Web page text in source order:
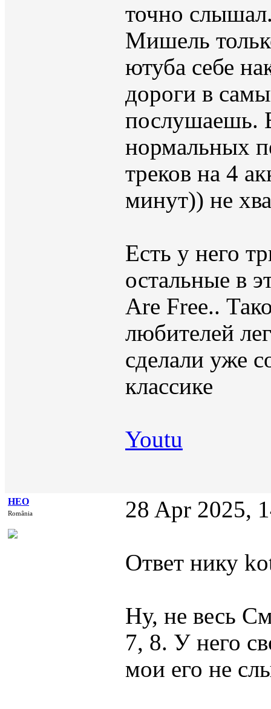
точно
Мишель
ютуба себе
дороги в
послушаешь.
нормальных
треков на 4
минут)) не
Есть у него
остальные в
Are Free..
любителей
сделали уже
классике
Youtu
НЕО
România 28 Apr 2025,
Ответ нику
Ну, не весь
7, 8. У него
мои его не